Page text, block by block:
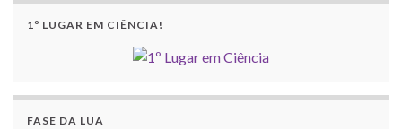
1º LUGAR EM CIÊNCIA!
FASE DA LUA